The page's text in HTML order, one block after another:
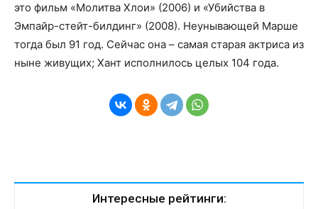
это фильм «Молитва Хлои» (2006) и «Убийства в
Эмпайр-стейт-билдинг» (2008). Неунывающей Марше
тогда был 91 год. Сейчас она – самая старая актриса из
ныне живущих; Хант исполнилось целых 104 года.
Интересные рейтинги: